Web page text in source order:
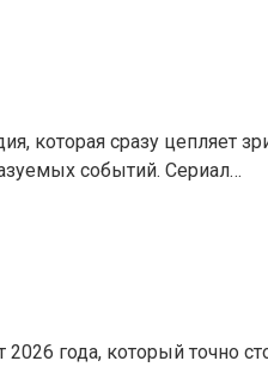
которая сразу цепляет
событий. Сериал…
года, который точно